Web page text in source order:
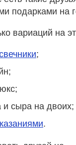
подарками на
вариаций на
;
и сыра на двоих;
.